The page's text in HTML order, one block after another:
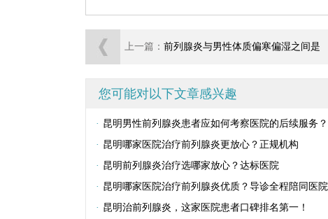
上一篇： 前列腺炎与男性体质偏寒偏湿之间是
否存在显著关系
您可能对以下文章感兴趣
· 昆明男性前列腺炎患者应如何考察医院的后续服务？
· 昆明哪家医院治疗前列腺炎更放心？正规机构
· 昆明前列腺炎治疗选哪家放心？达标医院
· 昆明哪家医院治疗前列腺炎优质？导诊全程陪同医院
· 昆明治前列腺炎，这家医院患者口碑排名第一！